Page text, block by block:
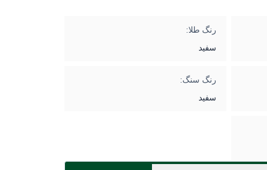
رنگ طلا:
سفید
رنگ سنگ:
سفید